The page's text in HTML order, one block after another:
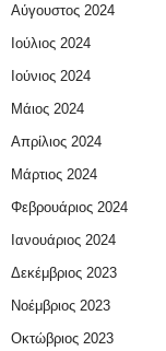
Αύγουστος 2024
Ιούλιος 2024
Ιούνιος 2024
Μάιος 2024
Απρίλιος 2024
Μάρτιος 2024
Φεβρουάριος 2024
Ιανουάριος 2024
Δεκέμβριος 2023
Νοέμβριος 2023
Οκτώβριος 2023